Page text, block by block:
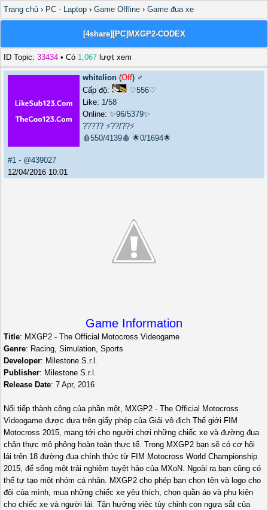
Trang chủ › PC - Laptop › Game Offline › Game đua xe
[4share][PC]MXGP2-CODEX
ID Topic: 33434 • Có 1,067 lượt xem
whitelion (Off) ♂️
Cấp độ:
♡556♡
Like: 1/58
Online: ✨96/5379✨
????? ⚡??/??⚡
🩸550/4139🩸 🌟0/1694🌟
#1 - @439027
12/04/2016 10:01
Game Information
Title: MXGP2 - The Official Motocross Videogame
Genre: Racing, Simulation, Sports
Developer: Milestone S.r.l.
Publisher: Milestone S.r.l.
Release Date: 7 Apr, 2016
Nối tiếp thành công của phần một, MXGP2 - The Official Motocross
Videogame được dựa trên giấy phép của Giải vô địch Thế giới FIM
Motocross 2015, mang tới cho người chơi những chiếc xe và đường đua
chân thực mô phỏng hoàn toàn thực tế. Trong MXGP2 bạn sẽ có cơ hội
lái trên 18 đường đua chính thức từ FIM Motocross World Championship
2015, để sống một trải nghiệm tuyệt hảo của MXoN. Ngoài ra bạn cũng có
thể tự tạo một nhóm cá nhân. MXGP2 cho phép bạn chọn tên và logo cho
đội của mình, mua những chiếc xe yêu thích, chọn quần áo và phụ kiện
cho chiếc xe và người lái. Tận hưởng việc tùy chỉnh con ngựa sắt của